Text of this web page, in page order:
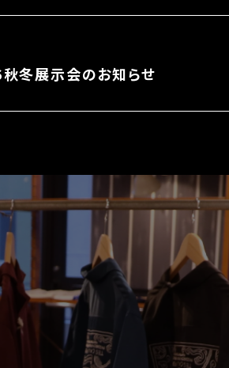
冬展示会のお知らせ